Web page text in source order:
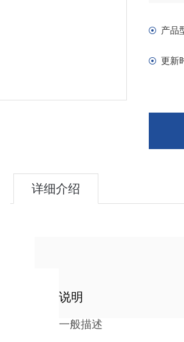
产品
更新
详细介绍
说明
一般描述